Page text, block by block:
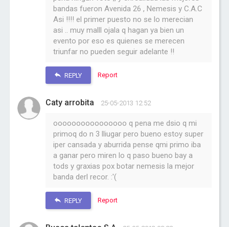
bandas fueron Avenida 26 , Nemesis y C.A.C
Asi !!!! el primer puesto no se lo merecian
asi .. muy malll ojala q hagan ya bien un
evento por eso es quienes se merecen
triunfar no pueden seguir adelante !!
REPLY Report
Caty arrobita 25-05-2013 12:52
oooooooooooooooo q pena me dsio q mi
primoq do n 3 lliugar pero bueno estoy super
iper cansada y aburrida pense qmi primo iba
a ganar pero miren lo q paso bueno bay a
tods y graxias pox botar nemesis la mejor
banda derl recor. :'(
REPLY Report